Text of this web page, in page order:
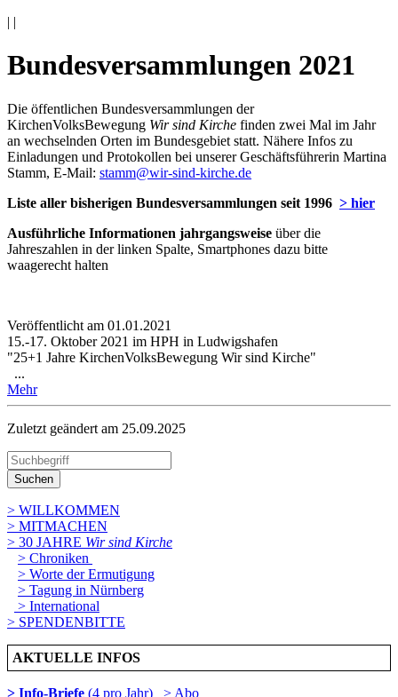
| |
Bundesversammlungen 2021
Die öffentlichen Bundesversammlungen der
KirchenVolksBewegung Wir sind Kirche finden zwei Mal im Jahr
an wechselnden Orten im Bundesgebiet statt. Nähere Infos zu
Einladungen und Protokollen bei unserer Geschäftsführerin Martina
Stamm, E-Mail: stamm@wir-sind-kirche.de
Liste aller bisherigen Bundesversammlungen seit 1996 > hier
Ausführliche Informationen jahrgangsweise über die
Jahreszahlen in der linken Spalte, Smartphones dazu bitte
waagerecht halten
Veröffentlicht am 01­.01.2021
15.-17. Oktober 2021 im HPH in Ludwigshafen
"25+1 Jahre KirchenVolksBewegung Wir sind Kirche"
...
Mehr
Zuletzt geändert am 25­.09.2025
Suchen
> WILLKOMMEN
> MITMACHEN
> 30 JAHRE Wir sind Kirche
> Chroniken
> Worte der Ermutigung
> Tagung in Nürnberg
> International
> SPENDENBITTE
AKTUELLE INFOS
> Info-Briefe (4 pro Jahr)
> Abo